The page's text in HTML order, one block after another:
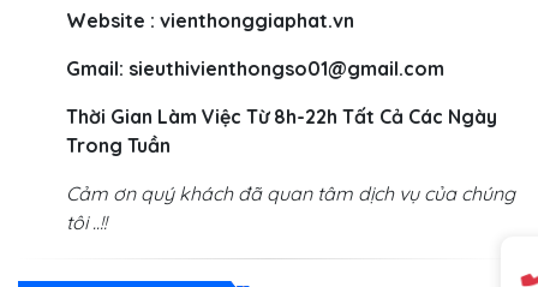
Website : vienthonggiaphat.vn
Gmail: sieuthivienthongso01@gmail.com
Thời Gian Làm Việc Từ 8h-22h Tất Cả Các Ngày
Trong Tuần
Cảm ơn quý khách đã quan tâm dịch vụ của chúng
tôi ..!!